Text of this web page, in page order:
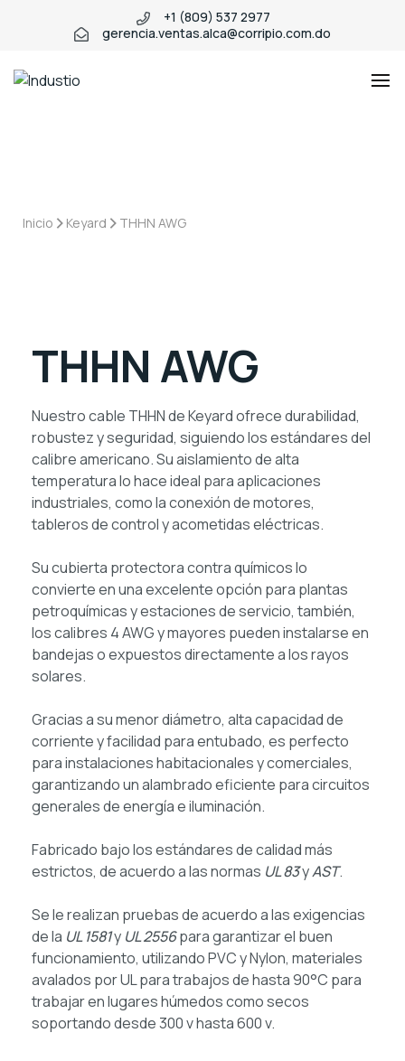
+1 (809) 537 2977
gerencia.ventas.alca@corripio.com.do
Inicio Keyard THHN AWG
THHN AWG
Nuestro cable THHN de Keyard ofrece durabilidad,
robustez y seguridad, siguiendo los estándares del
calibre americano. Su aislamiento de alta
temperatura lo hace ideal para aplicaciones
industriales, como la conexión de motores,
tableros de control y acometidas eléctricas.
Su cubierta protectora contra químicos lo
convierte en una excelente opción para plantas
petroquímicas y estaciones de servicio, también,
los calibres 4 AWG y mayores pueden instalarse en
bandejas o expuestos directamente a los rayos
solares.
Gracias a su menor diámetro, alta capacidad de
corriente y facilidad para entubado, es perfecto
para instalaciones habitacionales y comerciales,
garantizando un alambrado eficiente para circuitos
generales de energía e iluminación.
Fabricado bajo los estándares de calidad más
estrictos, de acuerdo a las normas UL 83yAST.
Se le realizan pruebas de acuerdo a las exigencias
de la UL 1581y UL 2556para garantizar el buen
funcionamiento, utilizando PVC y Nylon, materiales
avalados por UL para trabajos de hasta 90°C para
trabajar en lugares húmedos como secos
soportando desde 300 v hasta 600 v.